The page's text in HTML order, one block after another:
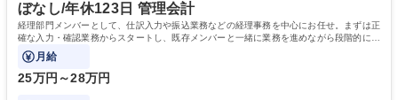
ぼなし/年休123日 管理会計
経理部門メンバーとして、仕訳入力や振込業務などの経理事務を中心にお任せ。まずは正
確な入力・確認業務からスタートし、既存メンバーと一緒に業務を進めながら段階的に経
理知識を身につけていただきます。
月給
25万円～28万円